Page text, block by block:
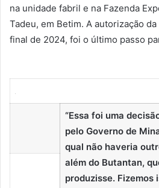
na unidade fabril e na Fazenda
Tadeu, em Betim. A autorização
final de 2024, foi o último passo
“Essa foi uma
pelo Governo de
qual não haveria
além do Butantan,
produzisse. Fizemos